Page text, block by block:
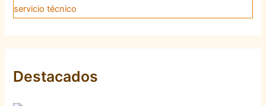
servicio técnico
Destacados